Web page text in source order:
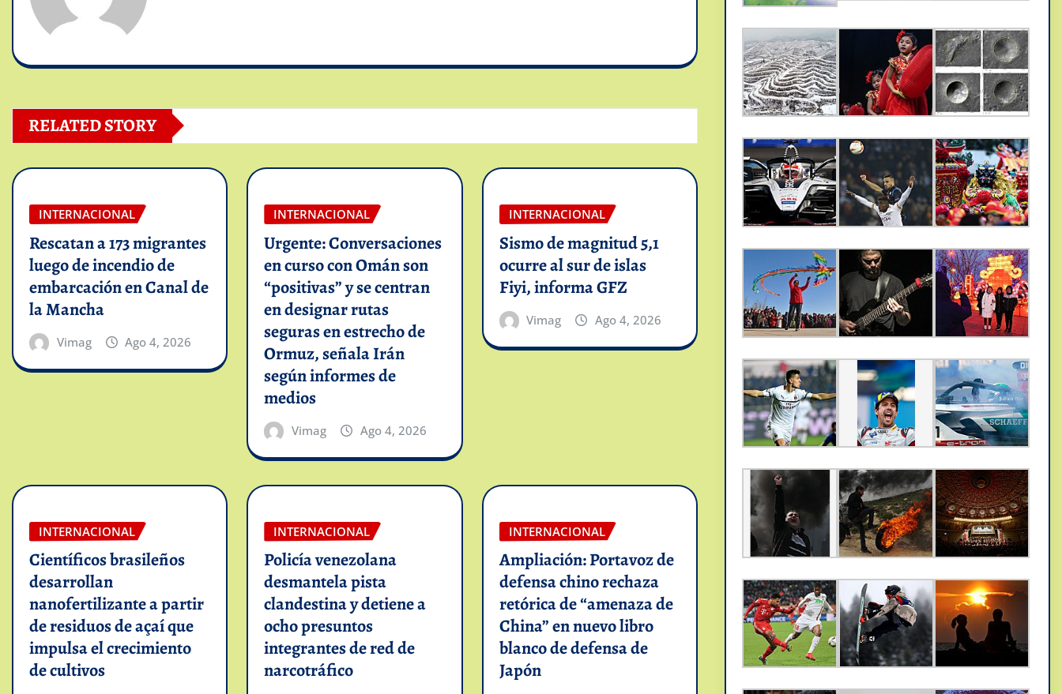
RELATED STORY
INTERNACIONAL
Rescatan a 173 migrantes
luego de incendio de
embarcación en Canal de
la Mancha
Vimag Ago 4, 2026
INTERNACIONAL
Urgente: Conversaciones
en curso con Omán son
“positivas” y se centran
en designar rutas
seguras en estrecho de
Ormuz, señala Irán
según informes de
medios
Vimag Ago 4, 2026
INTERNACIONAL
Sismo de magnitud 5,1
ocurre al sur de islas
Fiyi, informa GFZ
Vimag Ago 4, 2026
INTERNACIONAL
Científicos brasileños
desarrollan
nanofertilizante a partir
de residuos de açaí que
impulsa el crecimiento
de cultivos
INTERNACIONAL
Policía venezolana
desmantela pista
clandestina y detiene a
ocho presuntos
integrantes de red de
narcotráfico
INTERNACIONAL
Ampliación: Portavoz de
defensa chino rechaza
retórica de “amenaza de
China” en nuevo libro
blanco de defensa de
Japón